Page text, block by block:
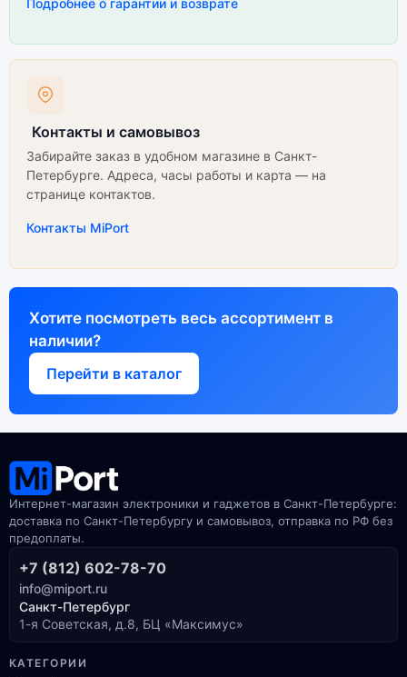
Подробнее о гарантии и возврате
Контакты и самовывоз
Забирайте заказ в удобном магазине в Санкт-
Петербурге. Адреса, часы работы и карта — на
странице контактов.
Контакты MiPort
Хотите посмотреть весь ассортимент в
наличии?
Перейти в каталог
Интернет-магазин электроники и гаджетов в Санкт-Петербурге:
доставка по Санкт-Петербургу и самовывоз, отправка по РФ без
предоплаты.
+7 (812) 602-78-70
info@miport.ru
Санкт-Петербург
1-я Советская, д.8, БЦ «Максимус»
КАТЕГОРИИ